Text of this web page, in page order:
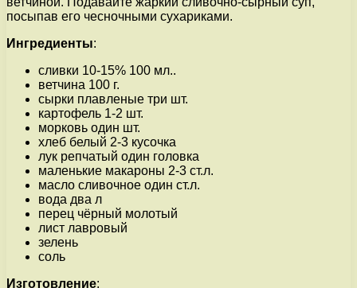
посыпав его чесночными сухариками.
Ингредиенты:
сливки 10-15% 100 мл..
ветчина 100 г.
сырки плавленые три шт.
картофель 1-2 шт.
морковь один шт.
хлеб белый 2-3 кусочка
лук репчатый один головка
маленькие макароны 2-3 ст.л.
масло сливочное один ст.л.
вода два л
перец чёрный молотый
лист лавровый
зелень
соль
Изготовление: